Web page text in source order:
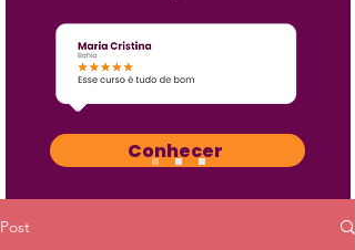
Conhecer
Post